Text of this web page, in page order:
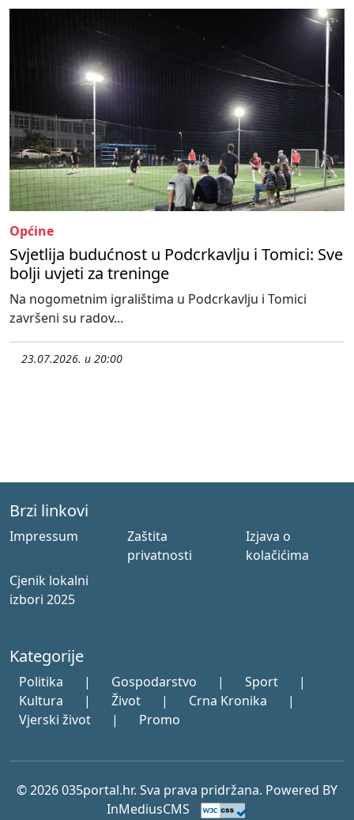
Općine
Svjetlija budućnost u Podcrkavlju i Tomici: Sve
bolji uvjeti za treninge
Na nogometnim igralištima u Podcrkavlju i Tomici
završeni su radov...
23.07.2026. u 20:00
Brzi linkovi
Impressum
Zaštita
privatnosti
Izjava o
kolačićima
Cjenik lokalni
izbori 2025
Kategorije
Politika | Gospodarstvo | Sport
|
Kultura
| Život | Crna Kronika
|
Vjerski život
| Promo
© 2026 035portal.hr. Sva prava pridržana. Powered BY
InMediusCMS